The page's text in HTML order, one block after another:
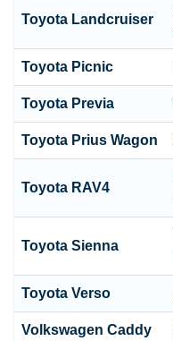
Toyota Landcruiser
Toyota Picnic
Toyota Previa
Toyota Prius Wagon
Toyota RAV4
Toyota Sienna
Toyota Verso
Volkswagen Caddy